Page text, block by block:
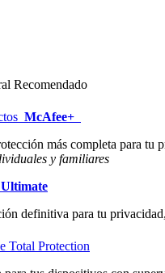
Recomendado
McAfee+
más completa para tu
y familiares
definitiva para tu
Total Protection